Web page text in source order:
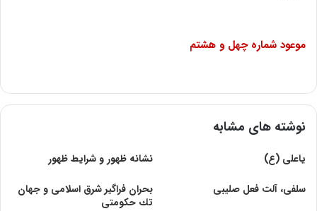
موعود شماره‌ چهل‌ و هشتم‌
نوشته های مشابه
یاعلى (ع)
نشانه ظهور و شرایط ظهور
سلفی، آلت فعل صلیبی
بحران فراگير شرق اسلامی و جهان
تك حكومتی